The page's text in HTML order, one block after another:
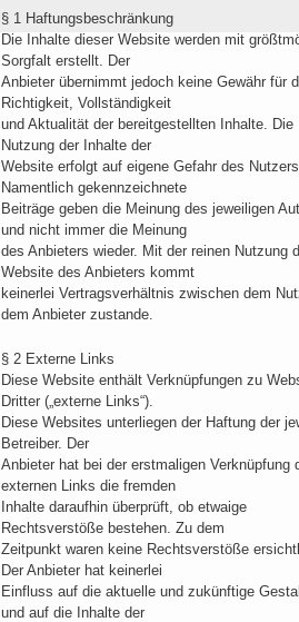
§ 1 Haftungsbeschränkung
Die Inhalte dieser Website werden mit
Sorgfalt erstellt. Der
Anbieter übernimmt jedoch keine Gewähr für
Richtigkeit, Vollständigkeit
und Aktualität der bereitgestellten Inhalte. Die
Nutzung der Inhalte der
Website erfolgt auf eigene Gefahr des
Namentlich gekennzeichnete
Beiträge geben die Meinung des jeweiligen
und nicht immer die Meinung
des Anbieters wieder. Mit der reinen Nutzung
Website des Anbieters kommt
keinerlei Vertragsverhältnis zwischen dem
dem Anbieter zustande.
§ 2 Externe Links
Diese Website enthält Verknüpfungen zu
Dritter („externe Links“).
Diese Websites unterliegen der Haftung der
Betreiber. Der
Anbieter hat bei der erstmaligen Verknüpfung
externen Links die fremden
Inhalte daraufhin überprüft, ob etwaige
Rechtsverstöße bestehen. Zu dem
Zeitpunkt waren keine Rechtsverstöße
Der Anbieter hat keinerlei
Einfluss auf die aktuelle und zukünftige
und auf die Inhalte der